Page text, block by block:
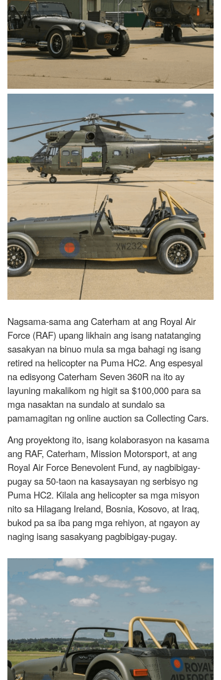
Nagsama-sama ang Caterham at ang Royal Air
Force (RAF) upang likhain ang isang natatanging
sasakyan na binuo mula sa mga bahagi ng isang
retired na helicopter na Puma HC2. Ang espesyal
na edisyong Caterham Seven 360R na ito ay
layuning makalikom ng higit sa $100,000 para sa
mga nasaktan na sundalo at sundalo sa
pamamagitan ng online auction sa Collecting Cars.
Ang proyektong ito, isang kolaborasyon na kasama
ang RAF, Caterham, Mission Motorsport, at ang
Royal Air Force Benevolent Fund, ay nagbibigay-
pugay sa 50-taon na kasaysayan ng serbisyo ng
Puma HC2. Kilala ang helicopter sa mga misyon
nito sa Hilagang Ireland, Bosnia, Kosovo, at Iraq,
bukod pa sa iba pang mga rehiyon, at ngayon ay
naging isang sasakyang pagbibigay-pugay.